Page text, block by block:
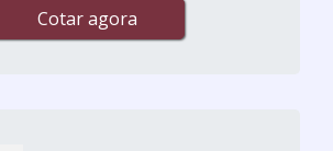
Cotar agora